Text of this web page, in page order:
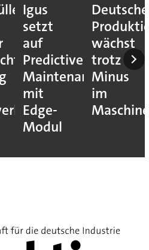
Igus
setzt
auf
Predictive
Maintenance
mit
Edge-
Modul
Deutsche
wächst
trotz
Minus
im